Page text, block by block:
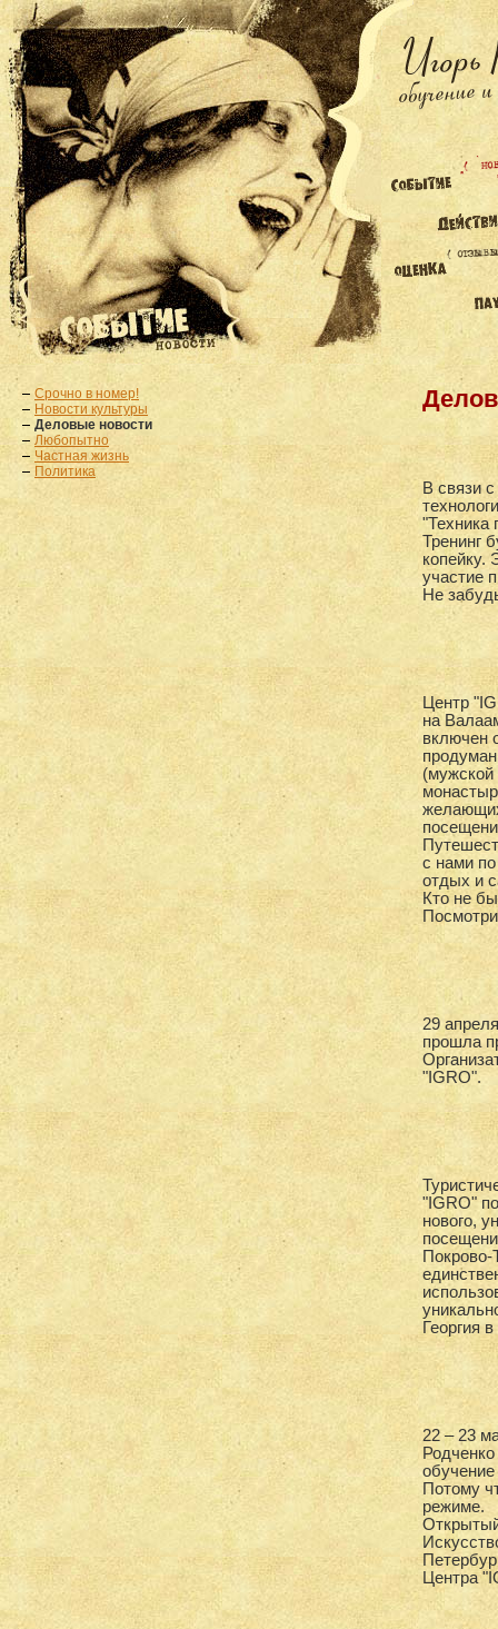
Срочно в номер!
Новости культуры
Деловые новости
Любопытно
Частная жизнь
Политика
В связи
"Техника
Тренинг
копейку.
участие
Не
Центр
на
включен
(мужской
с нами
отдых и
Кто не
29
прошла
"IGRO".
"IGRO"
нового,
Покрово-
Георгия
22 – 23
Потому
режиме.
Центра